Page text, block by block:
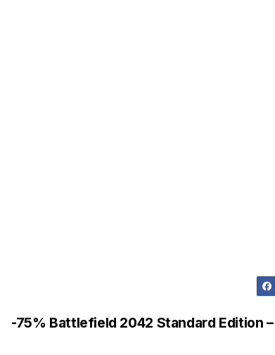
-75% Battlefield 2042 Standard Edition –